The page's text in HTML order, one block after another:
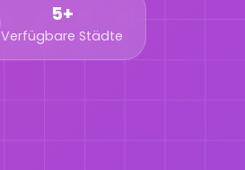
5+
Verfügbare Städte